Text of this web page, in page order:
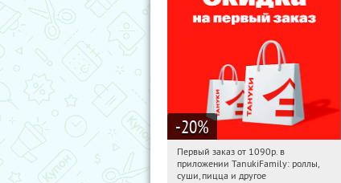
-20%
13:48:16 Получили:
Россия
Первый заказ от 1090р. в
приложении TanukiFamily: роллы,
суши, пицца и другое